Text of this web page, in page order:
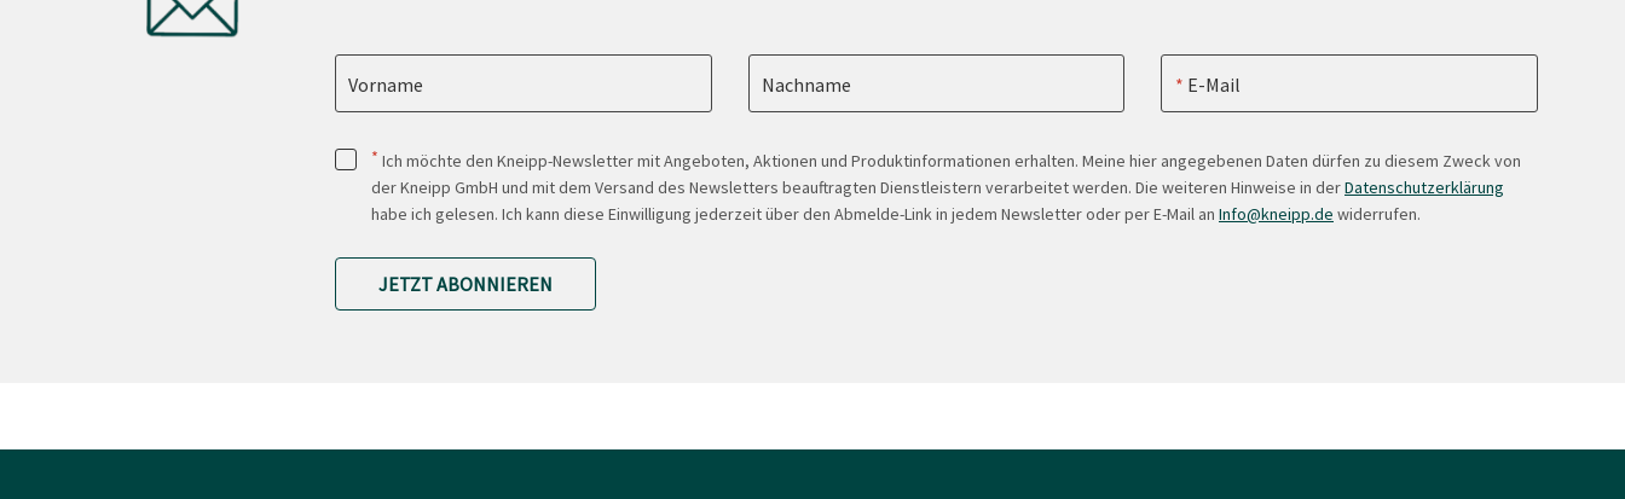
Vorname Nachname E-Mail
* Ich möchte den Kneipp-Newsletter mit Angeboten, Aktionen und Produktinformationen erhalten. Meine hier angegebenen Daten dürfen zu diesem Zweck von
der Kneipp GmbH und mit dem Versand des Newsletters beauftragten Dienstleistern verarbeitet werden. Die weiteren Hinweise in derDatenschutzerklärung
habe ich gelesen. Ich kann diese Einwilligung jederzeit über den Abmelde-Link in jedem Newsletter oder per E-Mail an Info@kneipp.de widerrufen.
JETZT ABONNIEREN